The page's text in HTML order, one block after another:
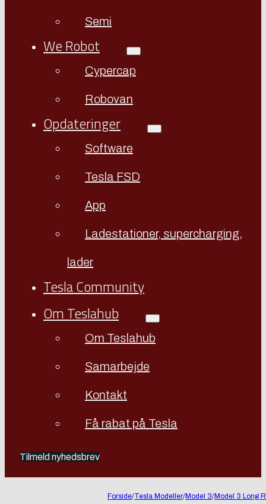
Semi
We Robot
Cypercap
Robovan
Opdateringer
Software
Tesla FSD
App
Ladestationer, supercharging,
lader
Tesla Community
Om Teslahub
Om Teslahub
Samarbejde
Kontakt
Få rabat på Tesla
Tilmeld nyhedsbrev
Forside/Tesla Modeller/Model 3/Model 3 Long